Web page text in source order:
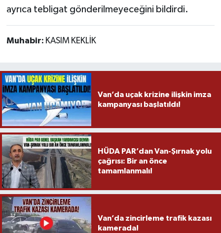
ayrıca tebligat gönderilmeyeceğini bildirdi.
Muhabir: KASIM KEKLİK
Van’da uçak krizine ilişkin imza
kampanyası başlatıldı!
HÜDA PAR’dan Van-Şırnak yolu
çağrısı: Bir an önce
tamamlanmalı!
Van’da zincirleme trafik kazası
kamerada!